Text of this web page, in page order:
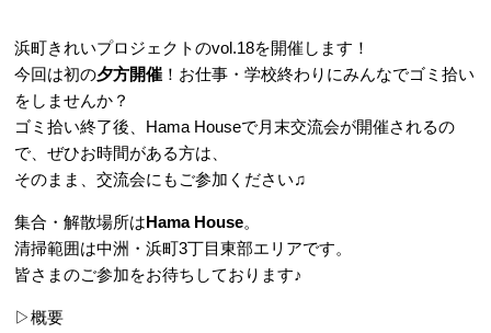
浜町きれいプロジェクトのvol.18を開催します！
今回は初の夕方開催 ！お仕事・学校終わりにみんなでゴミ拾い
をしませんか？
ゴミ拾い終了後、Hama Houseで月末交流会が開催されるの
で、ぜひお時間がある方は、
そのまま、交流会にもご参加ください♫
集合・解散場所はHama House。
清掃範囲は中洲・浜町3丁目東部エリアです。
皆さまのご参加をお待ちしております♪
▷概要